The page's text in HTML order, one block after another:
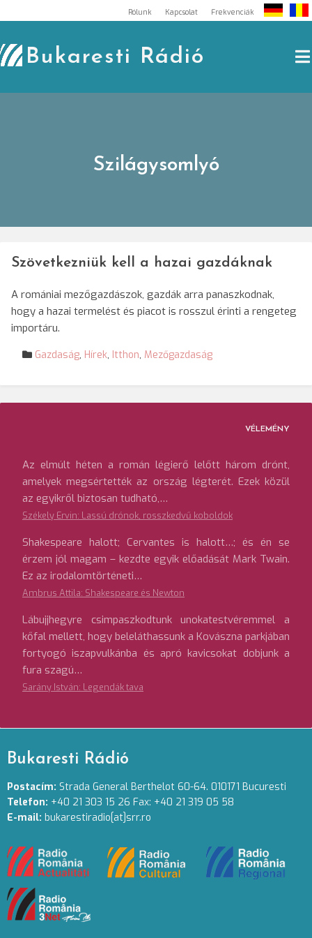
to
content
Rólunk Kapcsolat Frekvenciák
Bukaresti Rádió
Szilágysomlyó
Szövetkezniük kell a hazai gazdáknak
A romániai mezőgazdászok, gazdák arra panaszkodnak,
hogy a hazai termelést és piacot is rosszul érinti a rengeteg
importáru.
Gazdaság, Hírek, Itthon, Mezőgazdaság
VÉLEMÉNY
Az elmúlt héten a román légierő lelőtt három drónt,
amelyek megsértették az ország légterét. Ezek közül
az egyikről biztosan tudható,…
Székely Ervin: Lassú drónok, rosszkedvű koboldok
Shakespeare halott; Cervantes is halott…; és én se
érzem jól magam – kezdte egyik előadását Mark Twain.
Ez az irodalomtörténeti…
Ambrus Attila: Shakespeare és Newton
Lábujjhegyre csimpaszkodtunk unokatestvéremmel a
kőfal mellett, hogy beleláthassunk a Kovászna parkjában
fortyogó iszapvulkánba és apró kavicsokat dobjunk a
fura szagú…
Sarány István: Legendák tava
Bukaresti Rádió
Postacím: Strada General Berthelot 60-64. 010171 Bucuresti
Telefon: +40 21 303 15 26 Fax: +40 21 319 05 58
E-mail: bukarestiradio[at]srr.ro